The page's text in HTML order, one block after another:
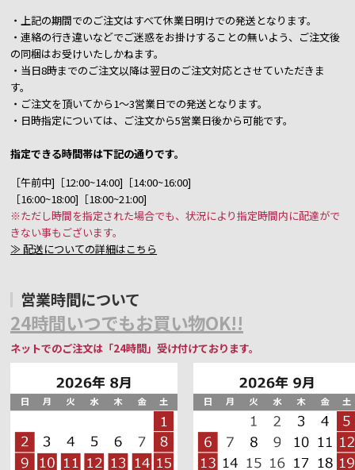
・上記の期間でのご注文はすべて休業日明けでの発送となります。
・連絡の行き違いなどでご迷惑をお掛けすることの無いよう、ご注文後
の同梱はお受けいたしかねます。
・当日8時までのご注文以降は翌日のご注文対応とさせていただきま
す。
・ご注文を頂いてから1～3営業日での発送となります。
・日時指定については、ご注文から5営業日後から可能です。
指定できる時間帯は下記の通りです。
［午前中]［12:00~14:00]［14:00~16:00]
［16:00~18:00]［18:00~21:00]
※ただし時間を指定された場合でも、状況により指定時間内に配達がで
きない事もございます。
≫ 配送についての詳細はこちら
営業時間について
24時間いつでもお買い物OK!!
ネットでのご注文は「24時間」受け付けております。